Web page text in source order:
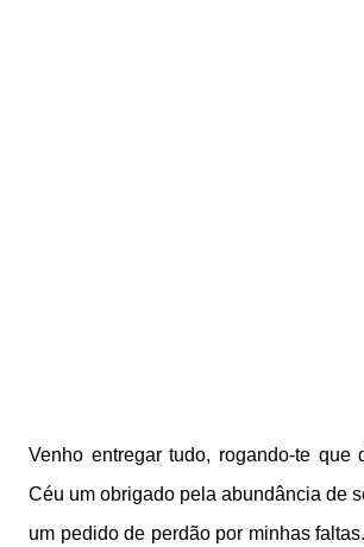
Venho entregar tudo, rogando-te que
Céu um obrigado pela abundância de
um pedido de perdão por minhas